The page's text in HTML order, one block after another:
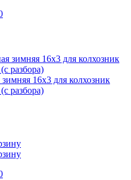
16x3 для колхозник
разбора)